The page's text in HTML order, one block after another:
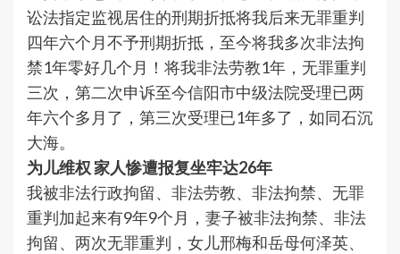
讼法指定监视居住的刑期折抵将我后来无罪重判
四年六个月不予刑期折抵，至今将我多次非法拘
禁1年零好几个月！将我非法劳教1年，无罪重判
三次，第二次申诉至今信阳市中级法院受理已两
年六个多月了，第三次受理已1年多了，如同石沉
大海。
为儿维权 家人惨遭报复坐牢达26年
我被非法行政拘留、非法劳教、非法拘禁、无罪
重判加起来有9年9个月，妻子被非法拘禁、非法
拘留、两次无罪重判，女儿邢梅和岳母何泽英、